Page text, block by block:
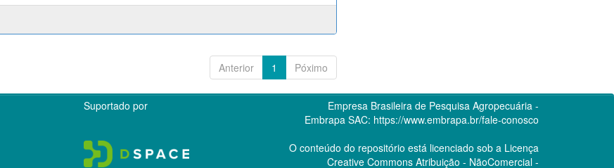
Anterior 1 Póximo
Suportado por
Empresa Brasileira de Pesquisa Agropecuária -
Embrapa SAC: https://www.embrapa.br/fale-conosco
O conteúdo do repositório está licenciado sob a Licença
Creative CommonsAtribuição - NãoComercial -